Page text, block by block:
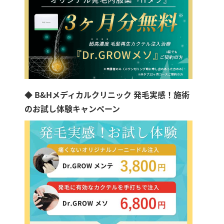
◆ B&Hメディカルクリニック 発毛実感！施術
のお試し体験キャンペーン